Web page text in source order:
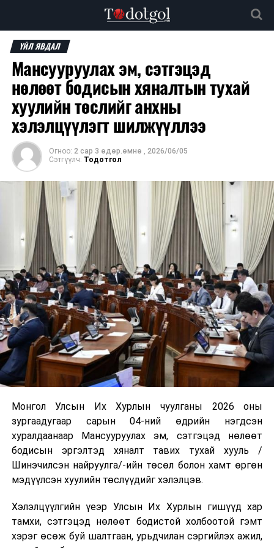
ҮЙЛ ЯВДАЛ
Мансууруулах эм, сэтгэцэд
нөлөөт бодисын хяналтын тухай
хуулийн төслийг анхны
хэлэлцүүлэгт шилжүүллээ
Огноо: 2 сар 3 өдөр.өмнө , 2026/06/05
Сэтгүүлч: Тодотгол
Монгол Улсын Их Хурлын чуулганы 2026 оны
зургаадугаар сарын 04-ний өдрийн нэгдсэн
хуралдаанаар Мансууруулах эм, сэтгэцэд нөлөөт
бодисын эргэлтэд хяналт тавих тухай хууль /
Шинэчилсэн найруулга/-ийн төсөл болон хамт өргөн
мэдүүлсэн хуулийн төслүүдийг хэлэлцэв.
Хэлэлцүүлгийн үеэр Улсын Их Хурлын гишүүд хар
тамхи, сэтгэцэд нөлөөт бодистой холбоотой гэмт
хэрэг өсөж буй шалтгаан, урьдчилан сэргийлэх ажил,